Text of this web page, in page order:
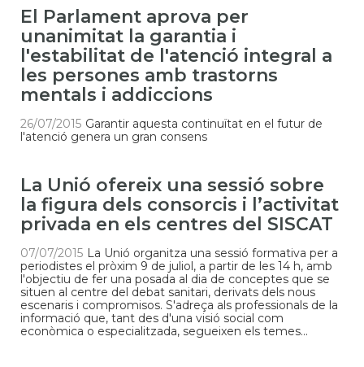
El Parlament aprova per
unanimitat la garantia i
l'estabilitat de l'atenció integral a
les persones amb trastorns
mentals i addiccions
26/07/2015 Garantir aquesta continuïtat en el futur de
l'atenció genera un gran consens
La Unió ofereix una sessió sobre
la figura dels consorcis i l’activitat
privada en els centres del SISCAT
07/07/2015 La Unió organitza una sessió formativa per a
periodistes el pròxim 9 de juliol, a partir de les 14 h, amb
l'objectiu de fer una posada al dia de conceptes que se
situen al centre del debat sanitari, derivats dels nous
escenaris i compromisos. S'adreça als professionals de la
informació que, tant des d'una visió social com
econòmica o especialitzada, segueixen els temes...